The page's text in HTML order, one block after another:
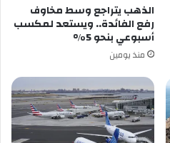
الذهب يتراجع وسط مخاوف
رفع الفائدة.. ويستعد لمكسب
أسبوعي بنحو 5%
منذ يومين